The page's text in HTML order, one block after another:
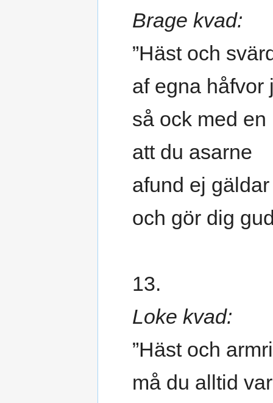
Brage kvad:
”Häst och
af egna håfvor
så ock med
att du asarne
afund ej gäldar
och gör dig
13.
Loke kvad:
”Häst och
må du alltid